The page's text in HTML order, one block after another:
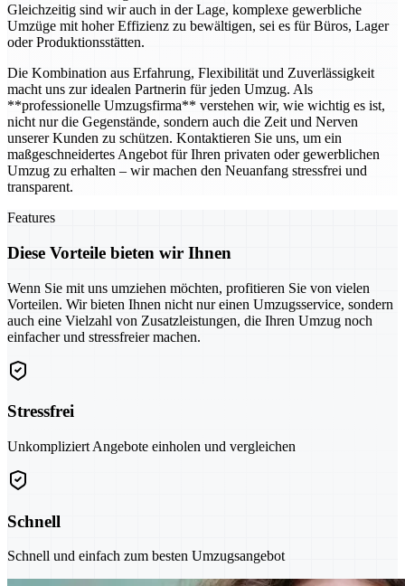
Gleichzeitig sind wir auch in der Lage, komplexe gewerbliche
Umzüge mit hoher Effizienz zu bewältigen, sei es für Büros, Lager
oder Produktionsstätten.
Die Kombination aus Erfahrung, Flexibilität und Zuverlässigkeit
macht uns zur idealen Partnerin für jeden Umzug. Als
**professionelle Umzugsfirma** verstehen wir, wie wichtig es ist,
nicht nur die Gegenstände, sondern auch die Zeit und Nerven
unserer Kunden zu schützen. Kontaktieren Sie uns, um ein
maßgeschneidertes Angebot für Ihren privaten oder gewerblichen
Umzug zu erhalten – wir machen den Neuanfang stressfrei und
transparent.
Features
Diese Vorteile bieten wir Ihnen
Wenn Sie mit uns umziehen möchten, profitieren Sie von vielen
Vorteilen. Wir bieten Ihnen nicht nur einen Umzugsservice, sondern
auch eine Vielzahl von Zusatzleistungen, die Ihren Umzug noch
einfacher und stressfreier machen.
Stressfrei
Unkompliziert Angebote einholen und vergleichen
Schnell
Schnell und einfach zum besten Umzugsangebot